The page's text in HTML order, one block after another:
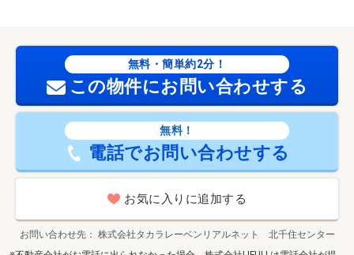
無料・簡単約2分！
この物件にお問い合わせする
無料！
電話でお問い合わせする
お気に入りに追加する
お問い合わせ先
株式会社タカラレーベンリアルネット 北千住センター